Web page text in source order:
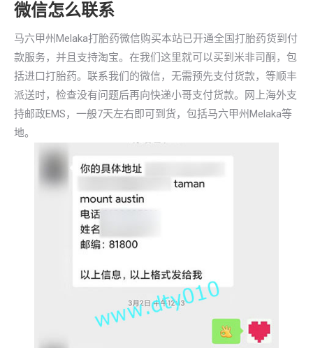
微信怎么联系
马六甲州Melaka打胎药微信购买本站已开通全国打胎药货到付
款服务，并且支持淘宝。在我们这里就可以买到米非司酮，包
括进口打胎药。联系我们的微信，无需预先支付货款，等顺丰
派送时，检查没有问题后再向快递小哥支付货款。网上海外支
持邮政EMS，一般7天左右即可到货，包括马六甲州Melaka等
地。